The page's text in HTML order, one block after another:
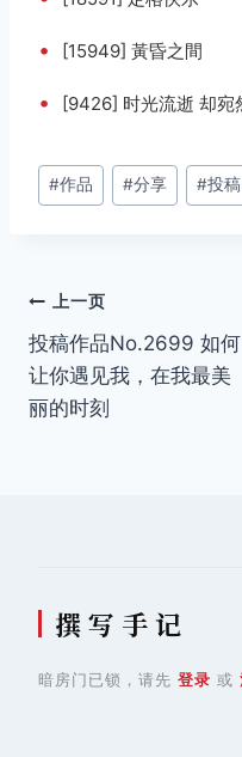
• [15949] 黃昏之間
• [9426] 时光流逝 却宛
文
章
#作品 #分享 #投稿
文
章
导
上一页
投稿作品No.2699 如何
让你遇见我，在我最美
丽的时刻
撰 写 手 记
暗房门已锁，请先 登录 或